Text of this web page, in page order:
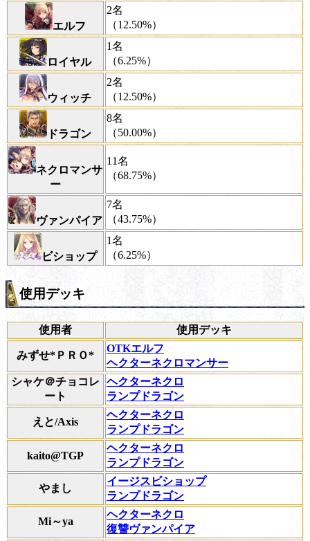
エルフ
2名
（12.50%）
ロイヤル
1名
（6.25%）
ウィッチ
2名
（12.50%）
ドラゴン
8名
（50.00%）
ネクロマンサ
ー
11名
（68.75%）
ヴァンパイア
7名
（43.75%）
ビショップ
1名
（6.25%）
使用デッキ
使用者 使用デッキ
みずせ*ＰＲＯ*
OTKエルフ
ヘクターネクロマンサー
シャケ＠チョコレ
ート
ヘクターネクロ
ランプドラゴン
えと/Axis
ヘクターネクロ
ランプドラゴン
kaito@TGP
ヘクターネクロ
ランプドラゴン
やまし
イージスビショップ
ランプドラゴン
Mi～ya
ヘクターネクロ
復讐ヴァンパイア